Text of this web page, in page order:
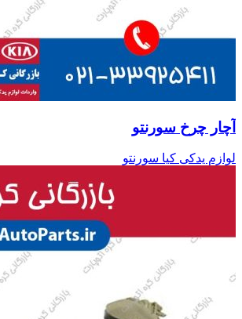
آچار چرخ سورنتو
لوازم یدکی کیا سورنتو